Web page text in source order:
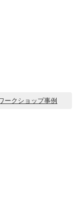
ークショップ事例